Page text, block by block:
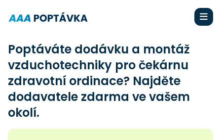
Poptáváte dodávku a montáž
vzduchotechniky pro čekárnu
zdravotní ordinace? Najděte
dodavatele zdarma ve vašem
okolí.